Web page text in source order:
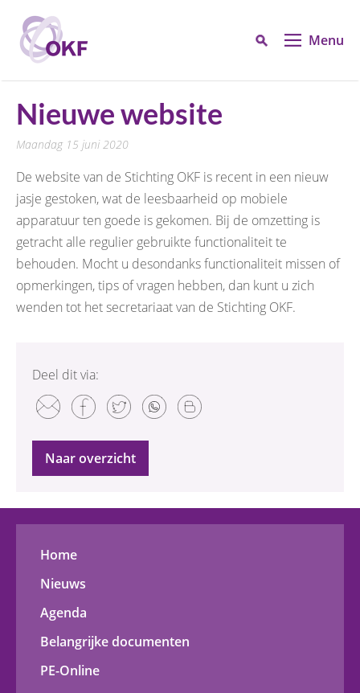
Menu
Nieuwe website
maandag 15 juni 2020
De website van de Stichting OKF is recent in een nieuw
jasje gestoken, wat de leesbaarheid op mobiele
apparatuur ten goede is gekomen. Bij de omzetting is
getracht alle regulier gebruikte functionaliteit te
behouden. Mocht u desondanks functionaliteit missen of
opmerkingen, tips of vragen hebben, dan kunt u zich
wenden tot het secretariaat van de Stichting OKF.
Deel dit via:
Naar overzicht
Home
Nieuws
Agenda
Belangrijke documenten
PE-Online